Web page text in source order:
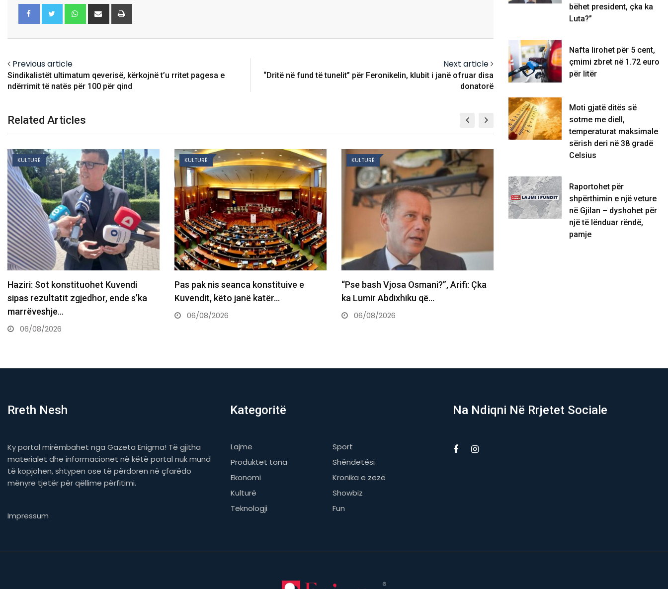
Whatsapp
Share
via
Previous article
Sindikalistët ultimatum qeverisë, kërkojnë t’u rritet pagesa e
ndërrimit të natës për 100 për qind
Next article
“Dritë në fund të tunelit” për Feronikelin, klubit i janë ofruar disa
donatorë
Related Articles
KULTURË
Haziri: Sot konstituohet Kuvendi
sipas rezultatit zgjedhor, ende s’ka
marrëveshje…
06/08/2026
KULTURË
Pas pak nis seanca konstituive e
Kuvendit, këto janë katër…
06/08/2026
KULTURË
“Pse bash Vjosa Osmani?”, Arifi: Çka
ka Lumir Abdixhiku që…
06/08/2026
bëhet president, çka ka
Luta?”
Nafta lirohet për 5 cent,
çmimi zbret në 1.72 euro
për litër
Moti gjatë ditës së
sotme me diell,
temperaturat maksimale
sërish deri në 38 gradë
Celsius
Raportohet për
shpërthimin e një veture
në Gjilan – dyshohet për
një të lënduar rëndë,
pamje
Rreth Nesh
Ky portal mirëmbahet nga Gazeta Enigma! Të gjitha
materialet dhe informacionet në këtë portal nuk mund
të kopjohen, shtypen ose të përdoren në çfarëdo
mënyre tjetër për qëllime përfitimi.
Impressum
Kategoritë
Lajme
Sport
Produktet tona
Shëndetësi
Ekonomi
Kronika e zezë
Kulturë
Showbiz
Teknologji
Fun
Na Ndiqni Në Rrjetet Sociale